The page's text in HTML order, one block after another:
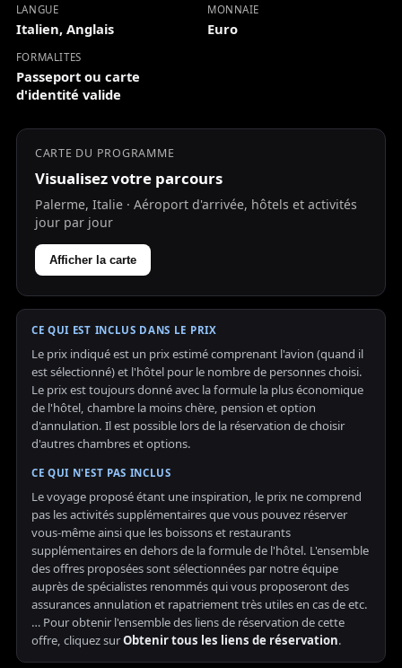
LANGUE
Italien, Anglais
MONNAIE
Euro
FORMALITES
Passeport ou carte
d'identité valide
CARTE DU PROGRAMME
Visualisez votre parcours
Palerme, Italie · Aéroport d'arrivée, hôtels et activités
jour par jour
Afficher la carte
CE QUI EST INCLUS DANS LE PRIX
Le prix indiqué est un prix estimé comprenant l'avion (quand il
est sélectionné) et l'hôtel pour le nombre de personnes choisi.
Le prix est toujours donné avec la formule la plus économique
de l'hôtel, chambre la moins chère, pension et option
d'annulation. Il est possible lors de la réservation de choisir
d'autres chambres et options.
CE QUI N'EST PAS INCLUS
Le voyage proposé étant une inspiration, le prix ne comprend
pas les activités supplémentaires que vous pouvez réserver
vous-même ainsi que les boissons et restaurants
supplémentaires en dehors de la formule de l'hôtel. L'ensemble
des offres proposées sont sélectionnées par notre équipe
auprès de spécialistes renommés qui vous proposeront des
assurances annulation et rapatriement très utiles en cas de etc.
… Pour obtenir l'ensemble des liens de réservation de cette
offre, cliquez surObtenir tous les liens de réservation.